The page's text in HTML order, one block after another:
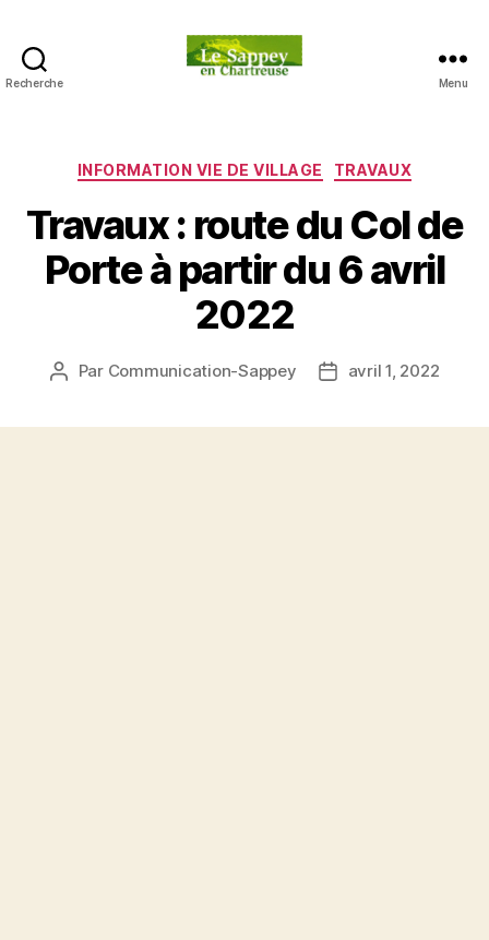
Recherche
en
Chartreuse
Menu
Catégories
INFORMATION VIE DE VILLAGE TRAVAUX
Travaux : route du Col de
Porte à partir du 6 avril
2022
Auteur
Par Communication-Sappey
Dateavril 1, 2022